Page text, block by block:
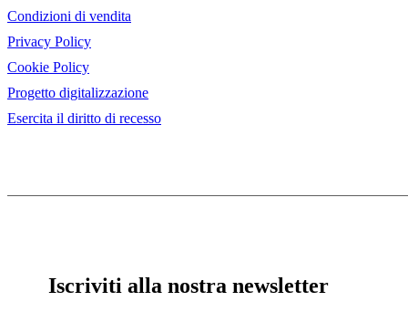
Condizioni di vendita
Privacy Policy
Cookie Policy
Progetto digitalizzazione
Esercita il diritto di recesso
Iscriviti alla nostra newsletter